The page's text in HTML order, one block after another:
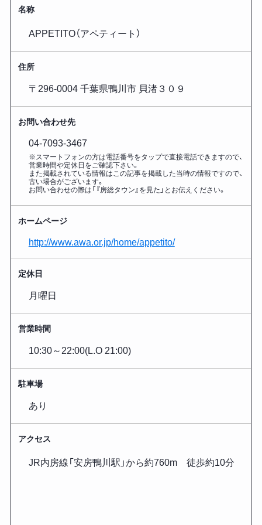
名称
APPETITO（アペティート）
住所
〒296-0004 千葉県鴨川市 貝渚３０９
お問い合わせ先
04-7093-3467
※スマートフォンの方は電話番号をタップで直接電話できますので、
営業時間や定休日をご確認下さい。
また掲載されている情報はこの記事を掲載した当時の情報ですので、
古い場合がございます。
お問い合わせの際は「『房総タウン』を見た」とお伝えください。
ホームページ
http://www.awa.or.jp/home/appetito/
定休日
月曜日
営業時間
10:30～22:00(L.O 21:00)
駐車場
あり
アクセス
JR内房線「安房鴨川駅」から約760m 徒歩約10分